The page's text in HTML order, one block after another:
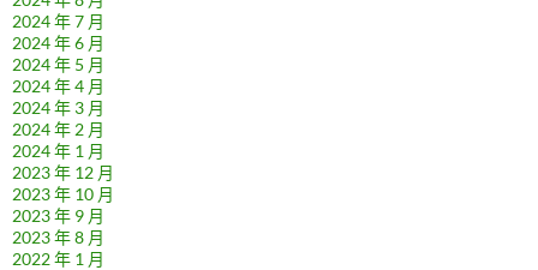
2024 年 7 月
2024 年 6 月
2024 年 5 月
2024 年 4 月
2024 年 3 月
2024 年 2 月
2024 年 1 月
2023 年 12 月
2023 年 10 月
2023 年 9 月
2023 年 8 月
2022 年 1 月